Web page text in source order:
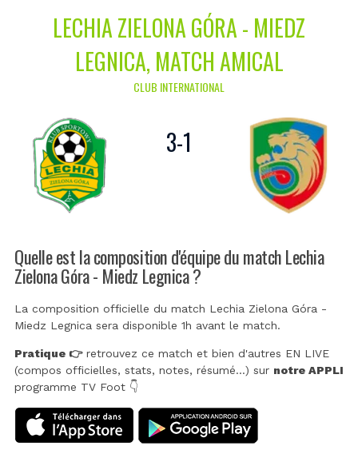
LECHIA ZIELONA GÓRA - MIEDZ
LEGNICA, MATCH AMICAL
CLUB INTERNATIONAL
3-1
Quelle est la composition d'équipe du match Lechia
Zielona Góra - Miedz Legnica ?
La composition officielle du match Lechia Zielona Góra -
Miedz Legnica sera disponible 1h avant le match.
Pratique 👉retrouvez ce match et bien d'autres EN LIVE
(compos officielles, stats, notes, résumé...) sur notre APPLI
programme TV Foot 👇